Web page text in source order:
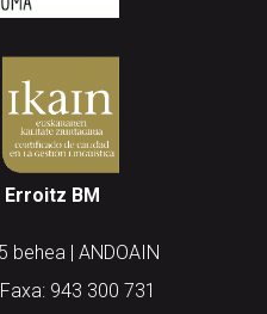
BM
behea | ANDOAIN
943 300 731